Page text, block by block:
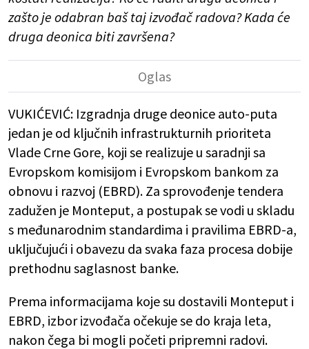
zašto je odabran baš taj izvođač radova? Kada će
druga deonica biti završena?
VUKIĆEVIĆ: Izgradnja druge deonice auto-puta
jedan je od ključnih infrastrukturnih prioriteta
Vlade Crne Gore, koji se realizuje u saradnji sa
Evropskom komisijom i Evropskom bankom za
obnovu i razvoj (EBRD). Za sprovođenje tendera
zadužen je Monteput, a postupak se vodi u skladu
s međunarodnim standardima i pravilima EBRD-a,
uključujući i obavezu da svaka faza procesa dobije
prethodnu saglasnost banke.
Prema informacijama koje su dostavili Monteput i
EBRD, izbor izvođača očekuje se do kraja leta,
nakon čega bi mogli početi pripremni radovi.